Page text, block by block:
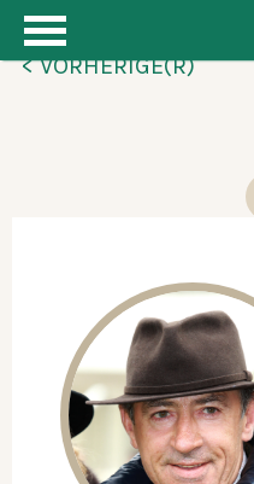
< VORHERIGE(R)